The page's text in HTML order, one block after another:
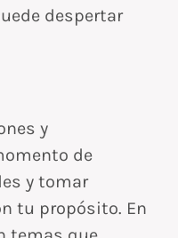
despertar
y
de
y tomar
tu propósito. En